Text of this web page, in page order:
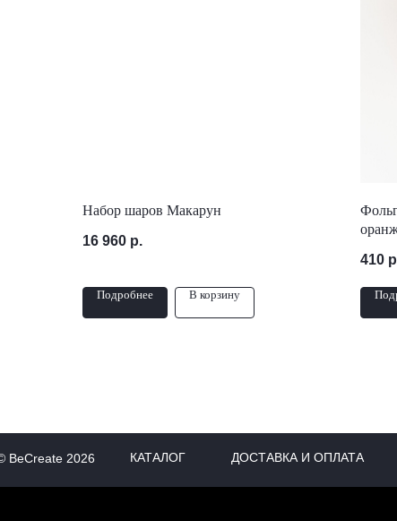
Набор шаров Макарун
16 960 р.
Подробнее В корзину
410
КАТАЛОГ
BeCreate 2026 ДОСТАВКА И ОПЛАТА